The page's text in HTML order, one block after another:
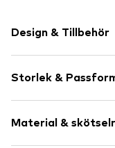
Design & Tillbehör
Klassisk krage
Knäppning
Artikelnr.
Storlek &
Passform:
Material &